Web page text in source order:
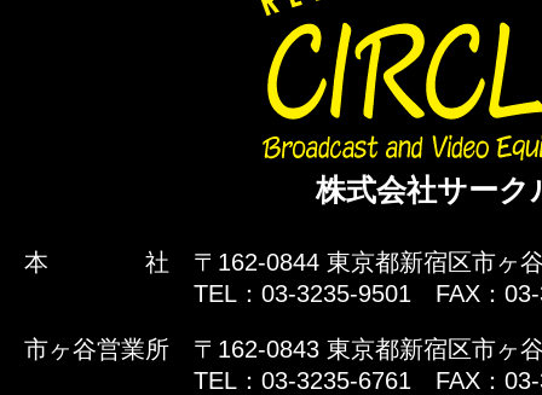
株式会社サーク
本 社
〒162-0844 東京都新宿区市ヶ
TEL：03-3235-9501 FAX：
市ヶ谷営業所
〒162-0843 東京都新宿区市ヶ
TEL：03-3235-6761 FAX：